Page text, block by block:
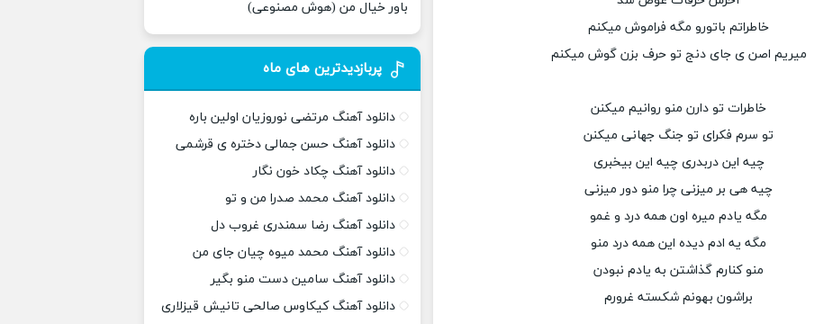
خاطراتم باتورو مگه فراموش میکنم
میریم اصن ی جای دنج تو حرف بزن گوش میکنم
خاطرات تو دارن منو روانیم میکنن
تو سرم فکرای تو جنگ جهانی میکنن
چیه این دربدری چیه این بیخبری
چیه هی بر میزنی چرا منو دور میزنی
مگه یادم میره اون همه درد و غمو
مگه یه ادم دیده این همه درد منو
منو کنارم گذاشتن به یادم نبودن
براشون بهونم شکسته غرورم
باور خیال من (هوش مصنوعی)
پربازدیدترین های ماه
دانلود آهنگ مرتضی نوروزیان اولین باره
دانلود آهنگ حسن جمالی دختره ی قرشمی
دانلود آهنگ چکاد خون نگار
دانلود آهنگ محمد صدرا من و تو
دانلود آهنگ رضا سمندری غروب دل
دانلود آهنگ محمد میوه چیان جای من
دانلود آهنگ سامین دست منو بگیر
دانلود آهنگ کیکاوس صالحی تانیش قیزلاری